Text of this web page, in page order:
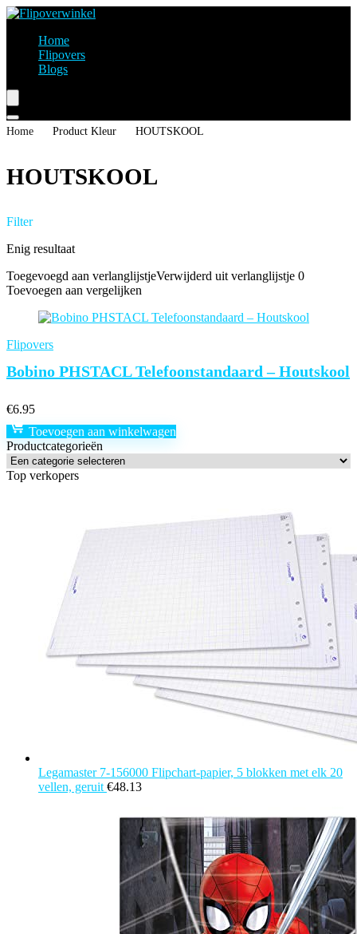
Home
Flipovers
Blogs
Home Product Kleur ‎HOUTSKOOL
‎HOUTSKOOL
Filter
Enig resultaat
Toegevoegd aan verlanglijstjeVerwijderd uit verlanglijstje 0
Toevoegen aan vergelijken
Flipovers
Bobino PHSTACL Telefoonstandaard – Houtskool
€6.95
Toevoegen aan winkelwagen
Productcategorieën
Top verkopers
Legamaster 7-156000 Flipchart-papier, 5 blokken met elk 20
vellen, geruit €48.13